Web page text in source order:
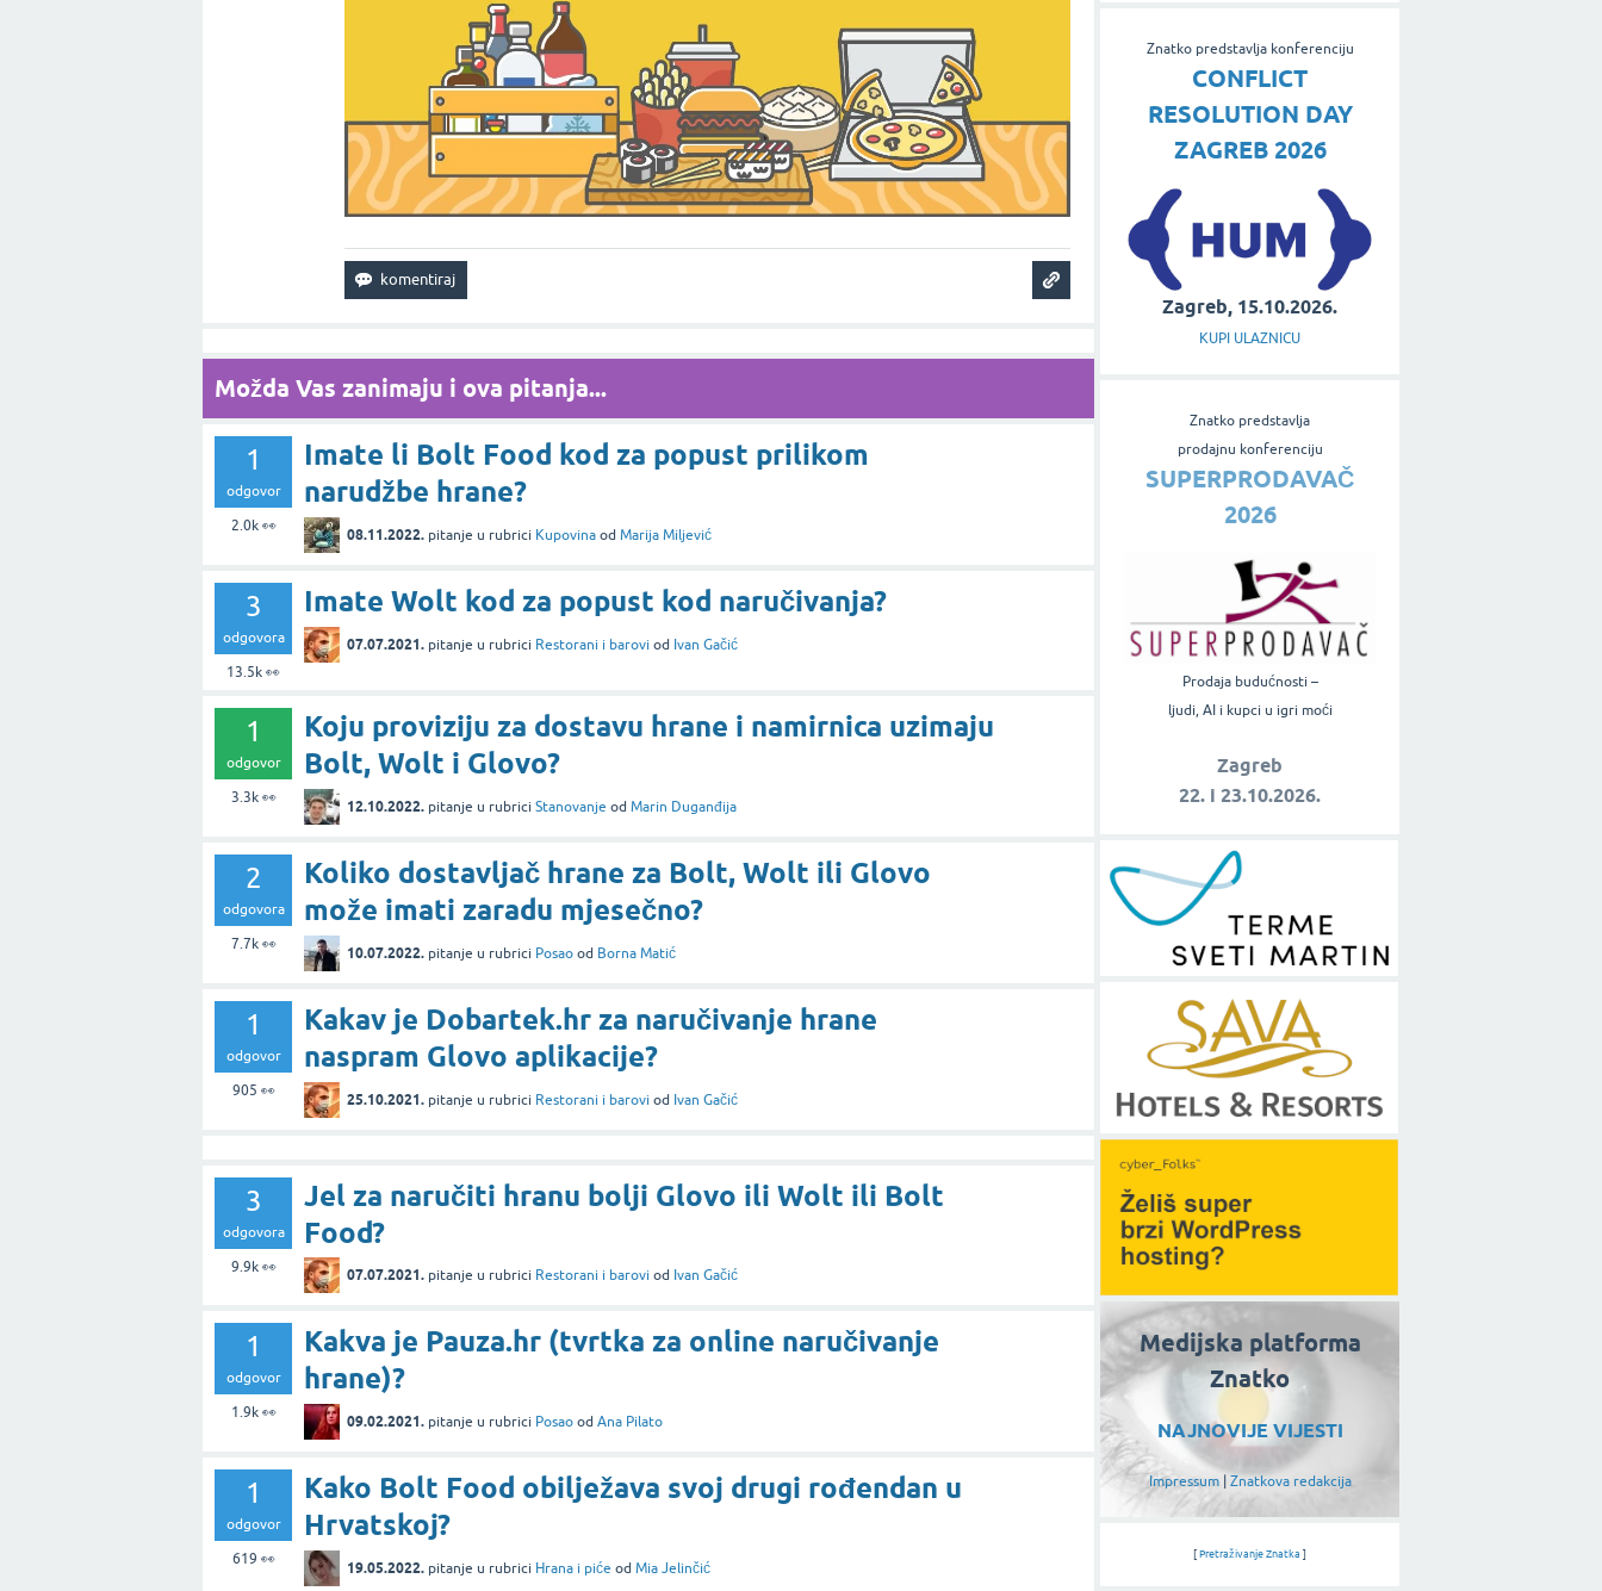
Možda Vas zanimaju i ova pitanja...
1
odgovor
2.0k👀
Imate li Bolt Food kod za popust prilikom
narudžbe hrane?
08.11.2022. pitanje u rubrici Kupovina od Marija Miljević
3
odgovora
13.5k 👀
Imate Wolt kod za popust kod naručivanja?
07.07.2021. pitanje u rubrici Restorani i barovi od Ivan Gačić
1
odgovor
3.3k👀
Koju proviziju za dostavu hrane i namirnica uzimaju
Bolt, Wolt i Glovo?
12.10.2022. pitanje u rubrici Stanovanje od Marin Duganđija
2
odgovora
7.7k👀
Koliko dostavljač hrane za Bolt, Wolt ili Glovo
može imati zaradu mjesečno?
10.07.2022. pitanje u rubrici Posao od Borna Matić
1
odgovor
905 👀
Kakav je Dobartek.hr za naručivanje hrane
naspram Glovo aplikacije?
25.10.2021. pitanje u rubrici Restorani i barovi od Ivan Gačić
3
odgovora
9.9k👀
Jel za naručiti hranu bolji Glovo ili Wolt ili Bolt
Food?
07.07.2021. pitanje u rubrici Restorani i barovi od Ivan Gačić
1
odgovor
1.9k👀
Kakva je Pauza.hr (tvrtka za online naručivanje
hrane)?
09.02.2021. pitanje u rubrici Posao od Ana Pilato
1
odgovor
619 👀
Kako Bolt Food obilježava svoj drugi rođendan u
Hrvatskoj?
19.05.2022. pitanje u rubrici Hrana i piće od Mia Jelinčić
Znatko predstavlja konferenciju
CONFLICT
RESOLUTION DAY
ZAGREB 2026
Zagreb, 15.10.2026.
KUPI ULAZNICU
Znatko predstavlja
prodajnu konferenciju
SUPERPRODAVAČ
2026
Prodaja budućnosti –
ljudi, AI i kupci u igri moći
Zagreb
22. i 23.10.2026.
Medijska platforma
Znatko
NAJNOVIJE VIJESTI
Impressum| Znatkova redakcija
[ Pretraživanje Znatka ]